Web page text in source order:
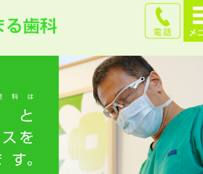
犬山市の歯科｜ごろうま